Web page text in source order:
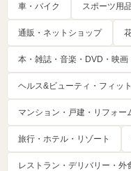
車・バイク スポーツ用
通販・ネットショップ
本・雑誌・音楽・DVD・映画
ヘルス&ビューティ・フィッ
マンション・戸建・リフォー
旅行・ホテル・リゾート
レストラン・デリバリー・外